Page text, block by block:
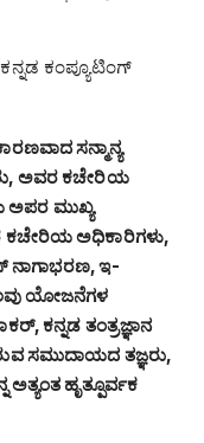
ಕಂಪ್ಯೂಟಿಂಗ್‌
ಸನ್ಮಾನ್ಯ
ಅವರ ಕಚೇರಿಯ
ಅಪರ ಮುಖ್ಯ
ಕಚೇರಿಯ ಅಧಿಕಾರಿಗಳು,
ನಾಗಾಭರಣ, ಇ-
ಯೋಜನೆಗಳ
ಕನ್ನಡ ತಂತ್ರಜ್ಞಾನ
ಸಮುದಾಯದ ತಜ್ಞರು,
ಅತ್ಯಂತ ಹೃತ್ಪೂರ್ವಕ